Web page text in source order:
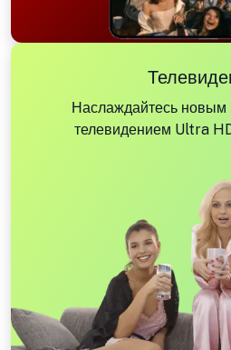
Наслаждайтесь новым
телевидением Ultra